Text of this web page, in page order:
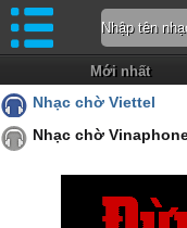
Mới nhất
Nhạc chờ Viettel
Nhạc chờ